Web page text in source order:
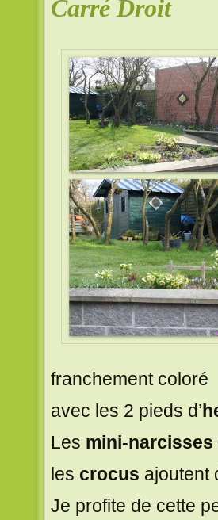
Carré Droit
franchement coloré
avec les 2 pieds d’
Les mini-narcisses
les crocus ajoutent
Je profite de cette